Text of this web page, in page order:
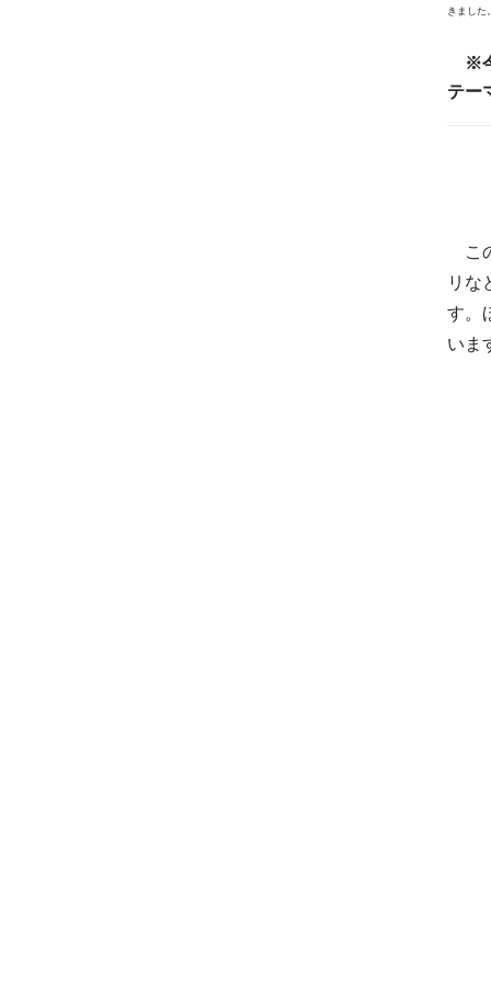
きました
※
テー
こ
リな
す。
いま